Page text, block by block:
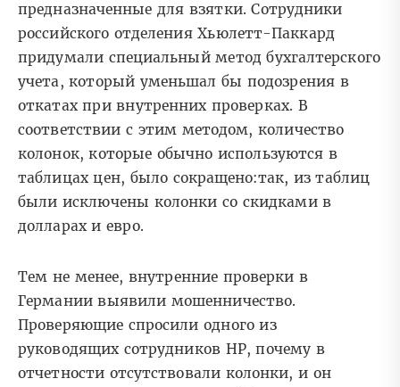
предназначенные для взятки. Сотрудники
российского отделения Хьюлетт-Паккард
придумали специальный метод бухгалтерского
учета, который уменьшал бы подозрения в
откатах при внутренних проверках. В
соответствии с этим методом, количество
колонок, которые обычно используются в
таблицах цен, было сокращено:так, из таблиц
были исключены колонки со скидками в
долларах и евро.
Тем не менее, внутренние проверки в
Германии выявили мошенничество.
Проверяющие спросили одного из
руководящих сотрудников HP, почему в
отчетности отсутствовали колонки, и он